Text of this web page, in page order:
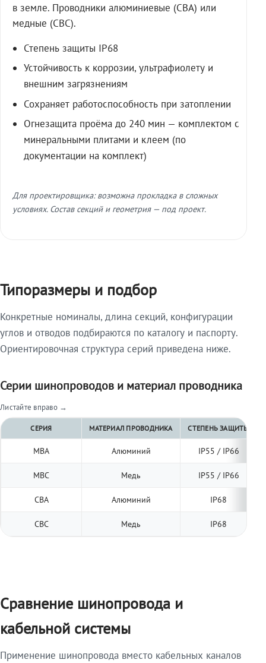
в земле. Проводники алюминиевые (СВА) или
медные (СВС).
Степень защиты IP68
Устойчивость к коррозии, ультрафиолету и
внешним загрязнениям
Сохраняет работоспособность при затоплении
Огнезащита проёма до 240 мин — комплектом с
минеральными плитами и клеем (по
документации на комплект)
Для проектировщика: возможна прокладка в сложных
условиях. Состав секций и геометрия — под проект.
Типоразмеры и подбор
Конкретные номиналы, длина секций, конфигурации
углов и отводов подбираются по каталогу и паспорту.
Ориентировочная структура серий приведена ниже.
Серии шинопроводов и материал проводника
Листайте вправо →
СЕРИЯ МАТЕРИАЛ ПРОВОДНИКА СТЕПЕНЬ ЗАЩИТЫ
МВА Алюминий IP55 / IP66
МВС Медь IP55 / IP66
СВА Алюминий IP68
СВС Медь IP68
Сравнение шинопровода и
кабельной системы
Применение шинопровода вместо кабельных каналов